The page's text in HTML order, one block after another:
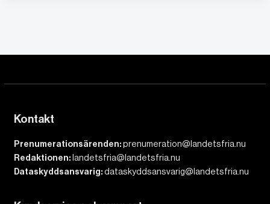
Kontakt
Prenumerationsärenden:prenumeration@landetsfria.nu
Redaktionen:landetsfria@landetsfria.nu
Dataskyddsansvarig:dataskyddsansvarig@landetsfria.nu